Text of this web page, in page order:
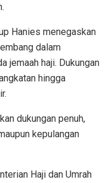
Hanies menegaskan
dalam
jemaah haji. Dukungan
hingga
dukungan penuh,
kepulangan
Haji dan Umrah